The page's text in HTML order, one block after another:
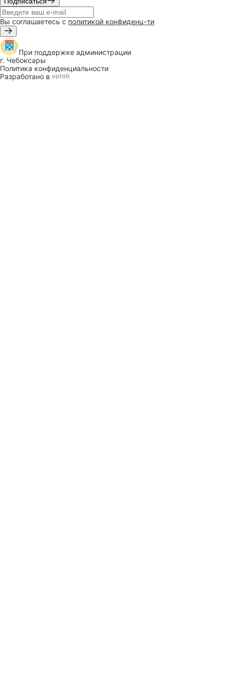
Вы соглашаетесь с политикой конфиденц-ти
При поддержке администрации
г. Чебоксары
Политика конфиденциальности
Разработано в